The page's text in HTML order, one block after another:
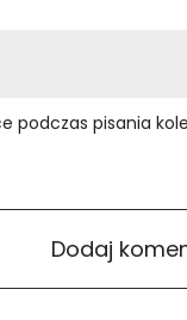
podczas pisania